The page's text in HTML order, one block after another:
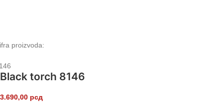
proizvoda:
Black torch 8146
3.690,00 рсд